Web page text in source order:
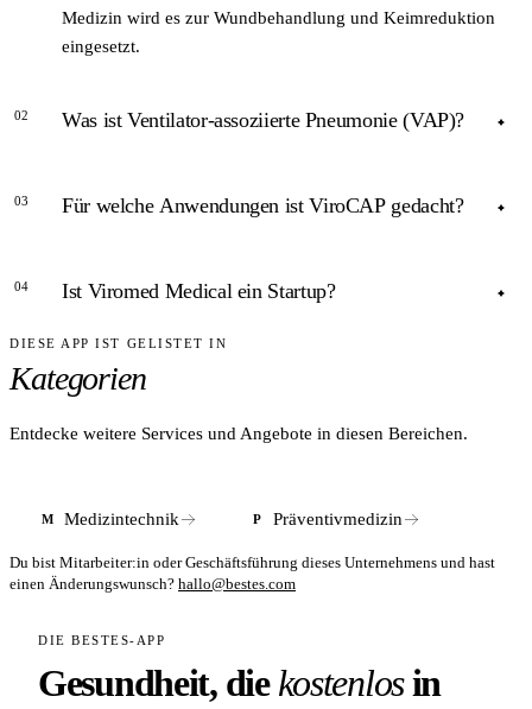
Medizin wird es zur Wundbehandlung und Keimreduktion
eingesetzt.
02 Was ist Ventilator-assoziierte Pneumonie (VAP)?
VAP entsteht bei beatmungspflichtigen Intensivpatienten
rund 13 Prozent der Intensivstations-Infektionen
03 Für welche Anwendungen ist ViroCAP gedacht?
ViroCAP ist ein Kaltplasma-Gerät für dermatologische
und dermatologische Infektionen.
04 Ist Viromed Medical ein Startup?
ANTWORT
Viromed Medical wurde 2020 als GmbH in Pinneberg,
Finanzierungsrunden waren zum Redaktionszeitpunkt nicht
DIESE APP IST GELISTET IN
Kategorien
Entdecke weitere Services und Angebote in diesen Bereichen.
M Medizintechnik P Präventivmedizin
Du bist Mitarbeiter:in oder Geschäftsführung dieses Unternehmens und hast
einen Änderungswunsch? hallo@bestes.com
DIE BESTES-APP
Gesundheit, diekostenlosin